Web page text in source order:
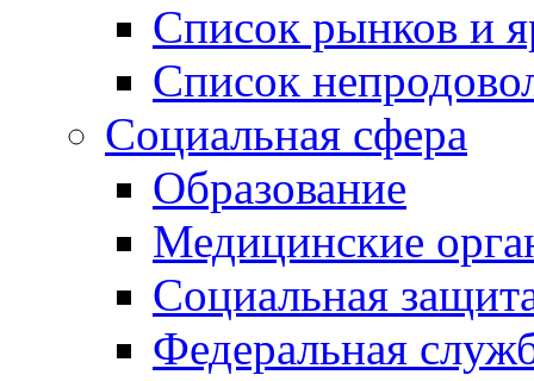
Cписок рынков и
Список
Социальная сфера
Образование
Медицинские
Социальная
Федеральная